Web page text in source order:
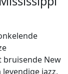
bruisende New
jazz,